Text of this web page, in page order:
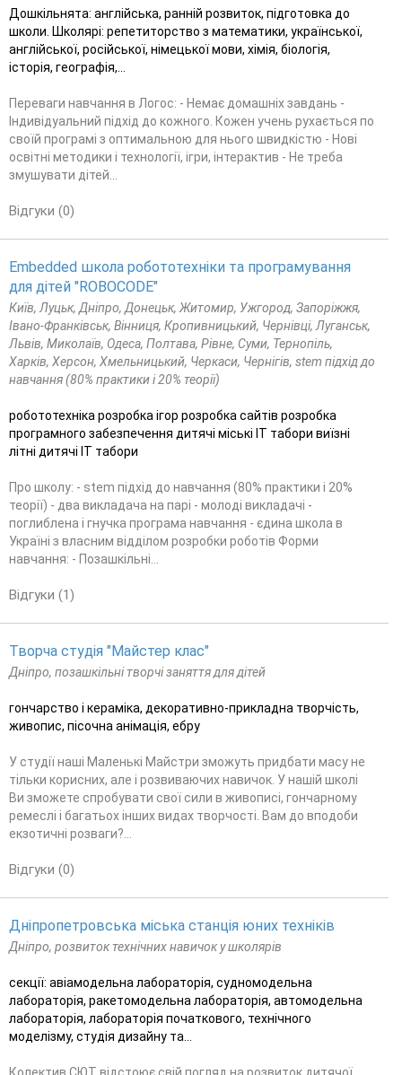
Дошкільнята: англійська, ранній розвиток, підготовка до
школи. Школярі: репетиторство з математики, української,
англійської, російської, німецької мови, хімія, біологія,
історія, географія,...
Переваги навчання в Логос: - Немає домашніх завдань -
Індивідуальний підхід до кожного. Кожен учень рухається по
своїй програмі з оптимальною для нього швидкістю - Нові
освітні методики і технології, ігри, інтерактив - Не треба
змушувати дітей...
Відгуки (0)
Embedded школа робототехніки та програмування
для дітей "ROBOCODE"
Київ, Луцьк, Дніпро, Донецьк, Житомир, Ужгород, Запоріжжя,
Івано-Франківськ, Вінниця, Кропивницький, Чернівці, Луганськ,
Львів, Миколаїв, Одеса, Полтава, Рівне, Суми, Тернопіль,
Харків, Херсон, Хмельницький, Черкаси, Чернігів, stem підхід до
навчання (80% практики і 20% теорії)
робототехніка розробка ігор розробка сайтів розробка
програмного забезпечення дитячі міські IT табори виїзні
літні дитячі IT табори
Про школу: - stem підхід до навчання (80% практики і 20%
теорії) - два викладача на парі - молоді викладачі -
поглиблена і гнучка програма навчання - єдина школа в
Україні з власним відділом розробки роботів Форми
навчання: - Позашкільні...
Відгуки (1)
Творча студія "Майстер клас"
Дніпро, позашкільні творчі заняття для дітей
гончарство і кераміка, декоративно-прикладна творчість,
живопис, пісочна анімація, ебру
У студії наші Маленькі Майстри зможуть придбати масу не
тільки корисних, але і розвиваючих навичок. У нашій школі
Ви зможете спробувати свої сили в живописі, гончарному
ремеслі і багатьох інших видах творчості. Вам до вподоби
екзотичні розваги?...
Відгуки (0)
Дніпропетровська міська станція юних техніків
Дніпро, розвиток технічних навичок у школярів
секції: авіамодельна лабораторія, судномодельна
лабораторія, ракетомодельна лабораторія, автомодельна
лабораторія, лабораторія початкового, технічного
моделізму, студія дизайну та...
Колектив СЮТ відстоює свій погляд на розвиток дитячої